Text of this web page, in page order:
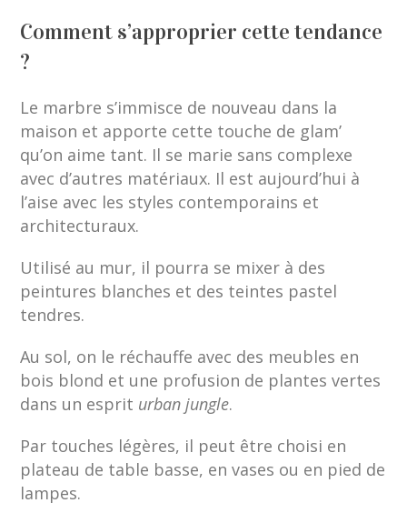
Comment s’approprier cette tendance
?
Le marbre s’immisce de nouveau dans la
maison et apporte cette touche de glam’
qu’on aime tant. Il se marie sans complexe
avec d’autres matériaux. Il est aujourd’hui à
l’aise avec les styles contemporains et
architecturaux.
Utilisé au mur, il pourra se mixer à des
peintures blanches et des teintes pastel
tendres.
Au sol, on le réchauffe avec des meubles en
bois blond et une profusion de plantes vertes
dans un esprit urban jungle.
Par touches légères, il peut être choisi en
plateau de table basse, en vases ou en pied de
lampes.